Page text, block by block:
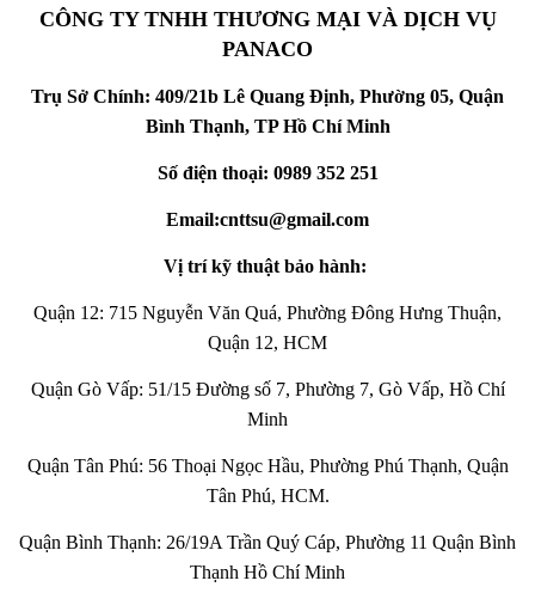
CÔNG TY TNHH THƯƠNG MẠI VÀ DỊCH VỤ
PANACO
Trụ Sở Chính: 409/21b Lê Quang Định, Phường 05, Quận
Bình Thạnh, TP Hồ Chí Minh
Số điện thoại: 0989 352 251
Email:cnttsu@gmail.com
Vị trí kỹ thuật bảo hành:
Quận 12: 715 Nguyễn Văn Quá, Phường Đông Hưng Thuận,
Quận 12, HCM
Quận Gò Vấp: 51/15 Đường số 7, Phường 7, Gò Vấp, Hồ Chí
Minh
Quận Tân Phú: 56 Thoại Ngọc Hầu, Phường Phú Thạnh, Quận
Tân Phú, HCM.
Quận Bình Thạnh: 26/19A Trần Quý Cáp, Phường 11 Quận Bình
Thạnh Hồ Chí Minh